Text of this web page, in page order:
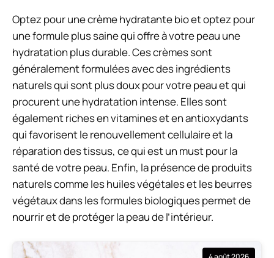
Optez pour une crème hydratante bio et optez pour
une formule plus saine qui offre à votre peau une
hydratation plus durable. Ces crèmes sont
généralement formulées avec des ingrédients
naturels qui sont plus doux pour votre peau et qui
procurent une hydratation intense. Elles sont
également riches en vitamines et en antioxydants
qui favorisent le renouvellement cellulaire et la
réparation des tissus, ce qui est un must pour la
santé de votre peau. Enfin, la présence de produits
naturels comme les huiles végétales et les beurres
végétaux dans les formules biologiques permet de
nourrir et de protéger la peau de l’intérieur.